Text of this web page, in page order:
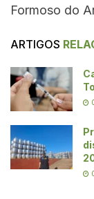
Formoso do
ARTIGOS